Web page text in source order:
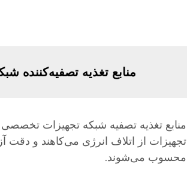
منابع تغذیه تصفیه‌کننده
منابع تغذیه تصفیه شبکه تجهیزات تخصصی
تجهیزات از اتلاف انرژی می‌کاهند و دقت
محسوب می‌شوند.